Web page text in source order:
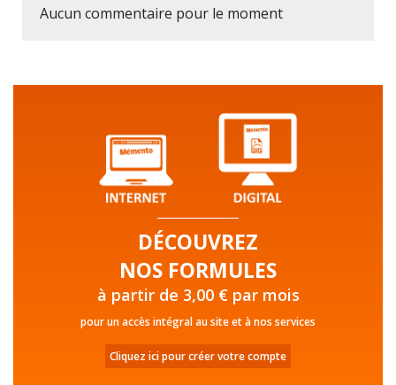
Aucun commentaire pour le moment
DÉCOUVREZ
NOS FORMULES
à partir de 3,00 € par mois
pour un accès intégral au site et à nos services
Cliquez ici pour créer votre compte